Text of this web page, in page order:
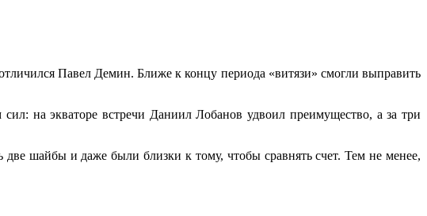
Павел Демин. Ближе к концу периода «витязи» смогли выправить
на экваторе встречи Даниил Лобанов удвоил преимущество, а за три
шайбы и даже были близки к тому, чтобы сравнять счет. Тем не менее,